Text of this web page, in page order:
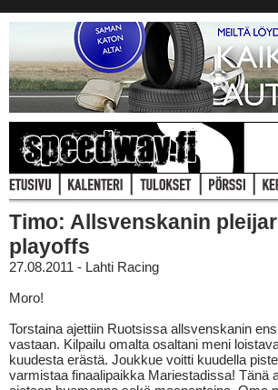
Timo: Allsvenskanin
playoffs
27.08.2011 - Lahti Racing
Moro!
Torstaina ajettiin Ruotsissa allsvenskanin
vastaan. Kilpailu omalta osaltani meni
kuudesta erästä. Joukkue voitti kuudella
varmistaa finaalipaikka Mariestadissa! Tänä